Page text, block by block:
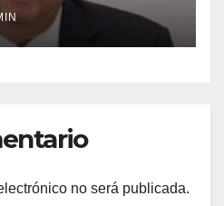
no será publicada.